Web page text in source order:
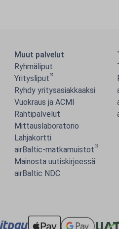
Muut palvelut
Ryhmäliput
Yritysliput
Ryhdy yritysasiakkaaksi
Vuokraus ja ACMI
Rahtipalvelut
Mittauslaboratorio
Lahjakortti
airBaltic-matkamuistot
Mainosta uutiskirjeessä
airBaltic NDC